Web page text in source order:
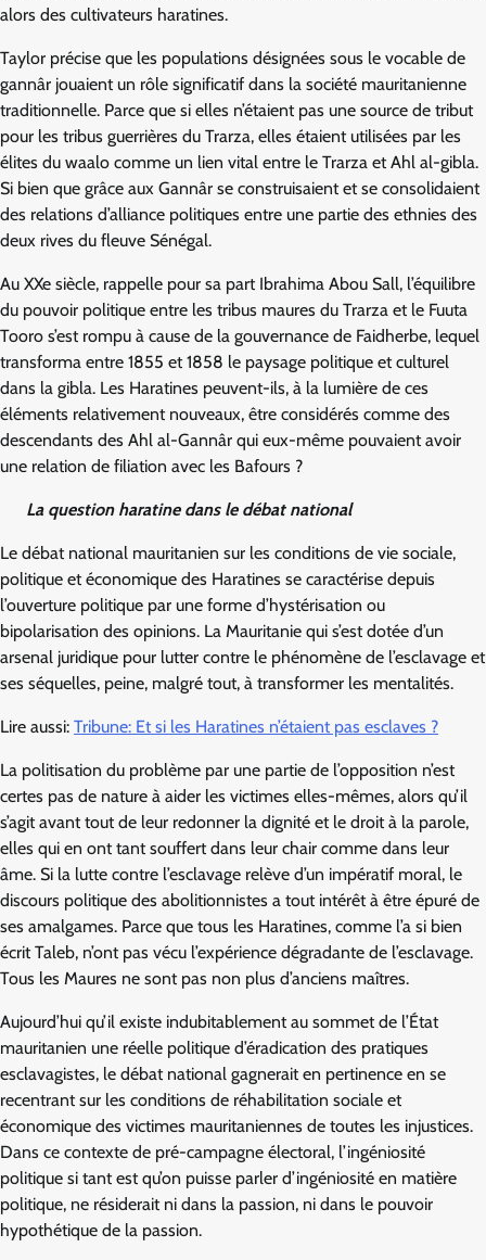
alors des cultivateurs haratines.
Taylor précise que les populations désignées sous le vocable de
gannâr jouaient un rôle significatif dans la société mauritanienne
traditionnelle. Parce que si elles n’étaient pas une source de tribut
pour les tribus guerrières du Trarza, elles étaient utilisées par les
élites du waalo comme un lien vital entre le Trarza et Ahl al-gibla.
Si bien que grâce aux Gannâr se construisaient et se consolidaient
des relations d’alliance politiques entre une partie des ethnies des
deux rives du fleuve Sénégal.
Au XXe siècle, rappelle pour sa part Ibrahima Abou Sall, l’équilibre
du pouvoir politique entre les tribus maures du Trarza et le Fuuta
Tooro s’est rompu à cause de la gouvernance de Faidherbe, lequel
transforma entre 1855 et 1858 le paysage politique et culturel
dans la gibla. Les Haratines peuvent-ils, à la lumière de ces
éléments relativement nouveaux, être considérés comme des
descendants des Ahl al-Gannâr qui eux-même pouvaient avoir
une relation de filiation avec les Bafours ?
La question haratine dans le débat national
Le débat national mauritanien sur les conditions de vie sociale,
politique et économique des Haratines se caractérise depuis
l’ouverture politique par une forme d’hystérisation ou
bipolarisation des opinions. La Mauritanie qui s’est dotée d’un
arsenal juridique pour lutter contre le phénomène de l’esclavage et
ses séquelles, peine, malgré tout, à transformer les mentalités.
Lire aussi: Tribune: Et si les Haratines n’étaient pas esclaves ?
La politisation du problème par une partie de l’opposition n’est
certes pas de nature à aider les victimes elles-mêmes, alors qu’il
s’agit avant tout de leur redonner la dignité et le droit à la parole,
elles qui en ont tant souffert dans leur chair comme dans leur
âme. Si la lutte contre l’esclavage relève d’un impératif moral, le
discours politique des abolitionnistes a tout intérêt à être épuré de
ses amalgames. Parce que tous les Haratines, comme l’a si bien
écrit Taleb, n’ont pas vécu l’expérience dégradante de l’esclavage.
Tous les Maures ne sont pas non plus d’anciens maîtres.
Aujourd’hui qu’il existe indubitablement au sommet de l’État
mauritanien une réelle politique d’éradication des pratiques
esclavagistes, le débat national gagnerait en pertinence en se
recentrant sur les conditions de réhabilitation sociale et
économique des victimes mauritaniennes de toutes les injustices.
Dans ce contexte de pré-campagne électoral, l’ingéniosité
politique si tant est qu’on puisse parler d’ingéniosité en matière
politique, ne résiderait ni dans la passion, ni dans le pouvoir
hypothétique de la passion.